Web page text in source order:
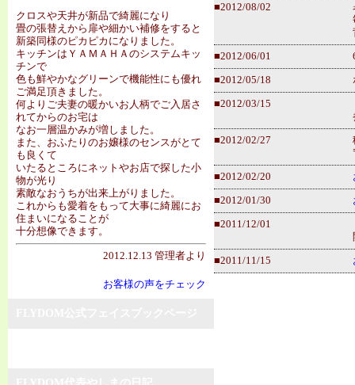
クロスや天井が新品で綺麗になり
畳の張替えから扉や細かい補修をすると
新築同様のピカピカになりました。
キッチンはＹＡＭＡＨＡのシステムキッ
チンで
色も鮮やかなグリーンで機能性にも優れ
ご満足頂きました。
何よりご夫妻の暖かいお人柄でご入居さ
れてからのお宅は
なお一層温かみが増しました。
また、おふたりのお嬢様のセンスがとて
も良くて
いたるところにネットやお店で探した小
物が光り
素敵なおうちが出来上がりました。
これからも愛着をもって大事に綺麗にお
住まいになることが
十分想像できます。
2012.12.13 管理者より
お客様の声をチェック
■2012/08/02
■2012/06/01
■2012/05/18
■2012/03/15
■2012/02/27
■2012/02/20
■2012/01/30
■2011/12/01
■2011/11/15